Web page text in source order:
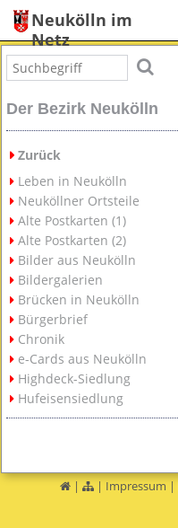
Neukölln im
Netz
Der Bezirk Neukölln
Zurück
Leben in Neukölln
Neuköllner Ortsteile
Alte Postkarten (1)
Alte Postkarten (2)
Bilder aus Neukölln
Bildergalerien
Brücken in Neukölln
Bürgerbrief
Chronik
e-Cards aus Neukölln
Highdeck-Siedlung
Hufeisensiedlung
| | Impressum |